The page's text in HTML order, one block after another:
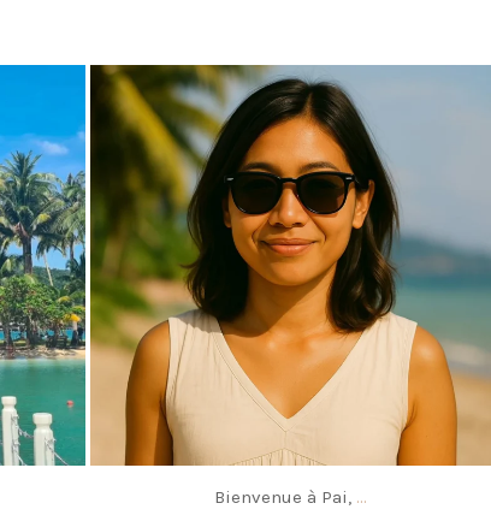
carpediem.travel.guide
18 novembre
Bienvenue à Pai, ...